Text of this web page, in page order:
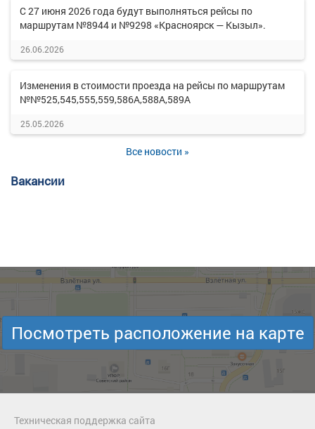
С 27 июня 2026 года будут выполняться рейсы по
маршрутам №8944 и №9298 «Красноярск — Кызыл».
26.06.2026
Изменения в стоимости проезда на рейсы по маршрутам
№№525,545,555,559,586А,588А,589А
25.05.2026
Все новости »
Вакансии
Посмотреть расположение на карте
Техническая поддержка сайта